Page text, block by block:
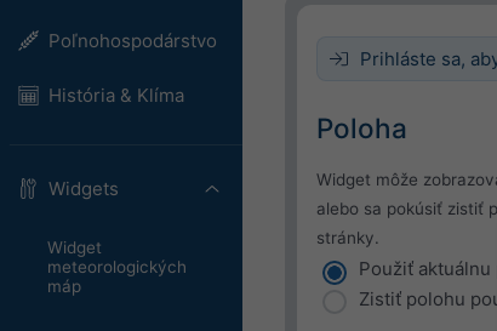
Poľnohospodárstvo
História & Klíma
Widgets
Widget
meteorologických
máp
Prihláste sa,
Poloha
Widget môže
alebo sa pokúsiť zistiť
stránky.
Použiť aktuálnu
Zistiť polohu